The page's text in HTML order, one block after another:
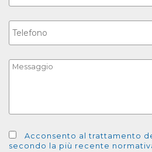
Acconsento al trattamento
secondo la più recente